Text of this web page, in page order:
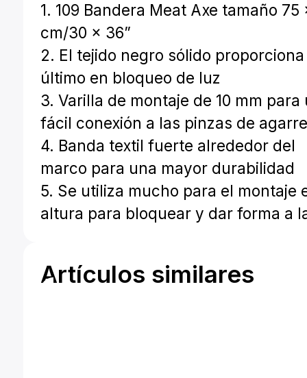
1. 109 Bandera Meat Axe tamaño 75
cm/30 x 36”
2. El tejido negro sólido
último en bloqueo de luz
3. Varilla de montaje de 10 mm para
fácil conexión a las pinzas de
4. Banda textil fuerte alrededor del
marco para una mayor durabilidad
5. Se utiliza mucho para el montaje
altura para bloquear y dar forma a
Artículos similares